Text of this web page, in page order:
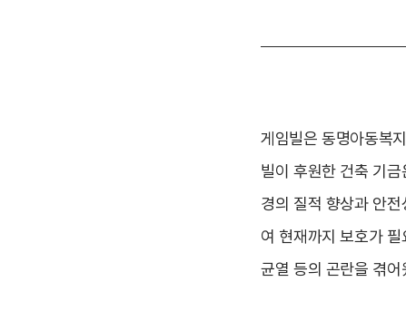
게임빌은 동명아동복
빌이 후원한 건축 기
경의 질적 향상과 안
여 현재까지 보호가
균열 등의 곤란을 겪어